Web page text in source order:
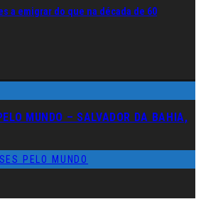
a emigrar do que na década de 60
MUNDO – SALVADOR DA BAHIA,
PELO MUNDO